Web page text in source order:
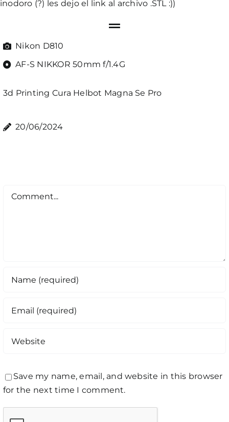
inodoro (?) les dejoel link al archivo .STL :))
Nikon D810
AF-S NIKKOR 50mm f/1.4G
3d Printing Cura Helbot Magna Se Pro
20/06/2024
Comment
Save my name, email, and website in this browser
for the next time I comment.